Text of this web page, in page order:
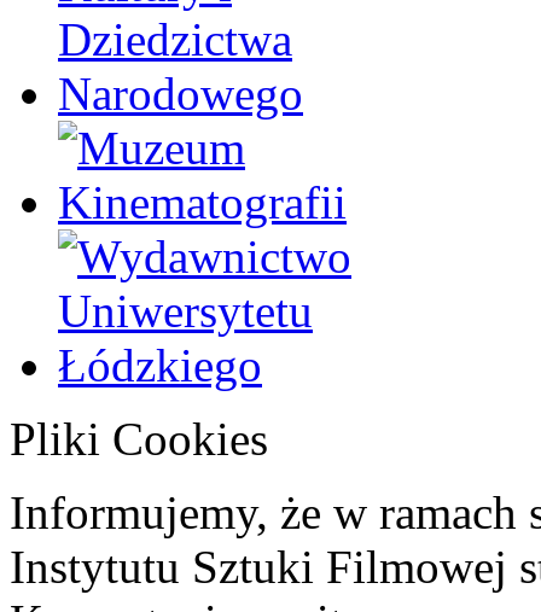
Pliki Cookies
Informujemy, że w ramach
Instytutu Sztuki Filmowej